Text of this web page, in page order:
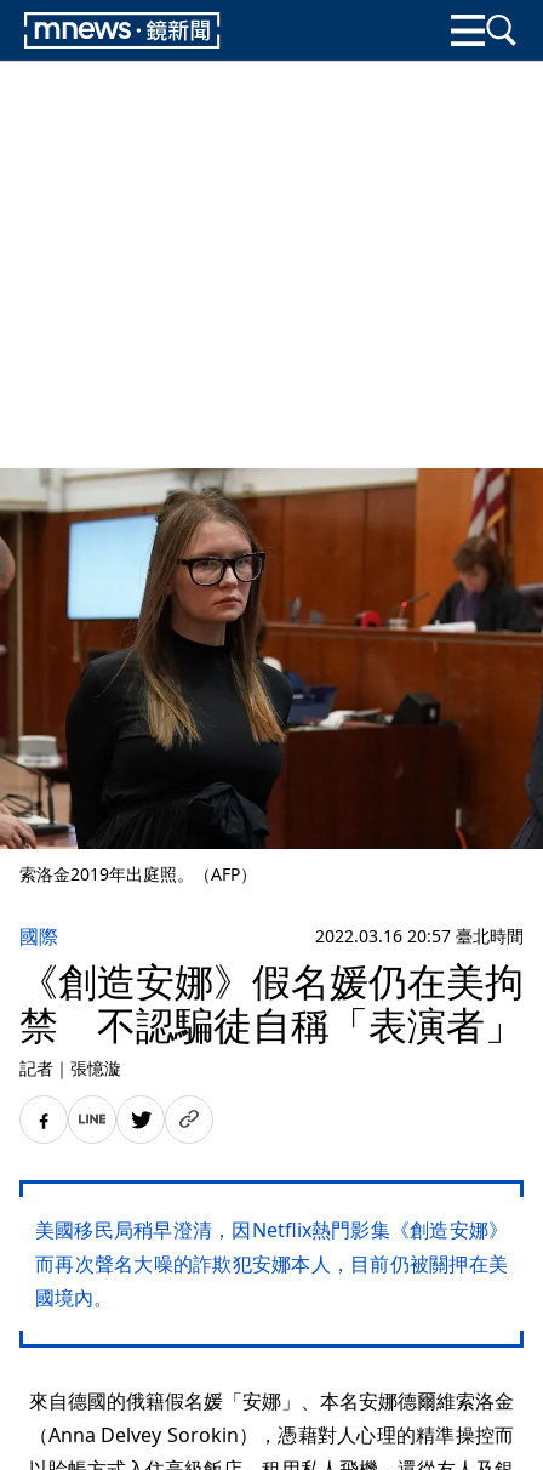
索洛金2019年出庭照。（AFP）
國際 2022.03.16 20:57 臺北時間
《創造安娜》假名媛仍在美拘
禁 不認騙徒自稱「表演者」
記者 ｜ 張憶漩
美國移民局稍早澄清，因Netflix熱門影集《創造安娜》
而再次聲名大噪的詐欺犯安娜本人，目前仍被關押在美
國境內。
來自德國的俄籍假名媛「安娜」、本名安娜德爾維索洛金
（Anna Delvey Sorokin），憑藉對人心理的精準操控而